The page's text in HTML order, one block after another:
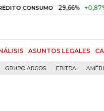
29,66% +0,87%
ASUNTOS LEGALES
GRUPO ARGOS EBITDA